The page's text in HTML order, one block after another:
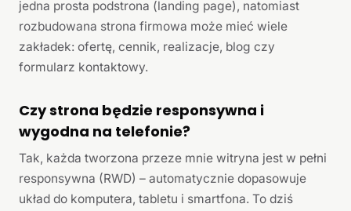
jedna prosta podstrona (landing page), natomiast
rozbudowana strona firmowa może mieć wiele
zakładek: ofertę, cennik, realizacje, blog czy
formularz kontaktowy.
Czy strona będzie responsywna i
wygodna na telefonie?
Tak, każda tworzona przeze mnie witryna jest w pełni
responsywna (RWD) – automatycznie dopasowuje
układ do komputera, tabletu i smartfona. To dziś